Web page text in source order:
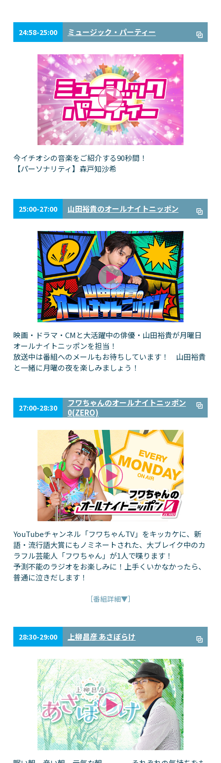
24:58-25:00 ミュージック・パーティー
今イチオシの音楽をご紹介する90秒間！
【パーソナリティ】森戸知沙希
25:00-27:00 山田裕貴のオールナイトニッポン
映画・ドラマ・CMと大活躍中の俳優・山田裕貴が月曜日
オールナイトニッポンを担当！
放送中は番組へのメールもお待ちしています！ 山田裕貴
と一緒に月曜の夜を楽しみましょう！
27:00-28:30
フワちゃんのオールナイトニッポン
0(ZERO)
YouTubeチャンネル「フワちゃんTV」をキッカケに、新
語・流行語大賞にもノミネートされた、大ブレイク中のカ
ラフル芸能人「フワちゃん」が1人で喋ります！
予測不能のラジオをお楽しみに！上手くいかなかったら、
普通に泣きだします！
［番組詳細▼］
28:30-29:00 上柳昌彦 あさぼらけ